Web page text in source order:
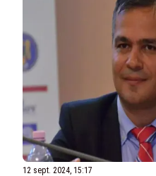
12 sept. 2024, 15:17